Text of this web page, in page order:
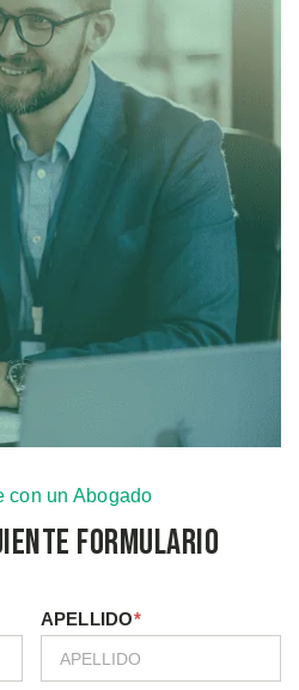
con un Abogado
Formulario
APELLIDO*